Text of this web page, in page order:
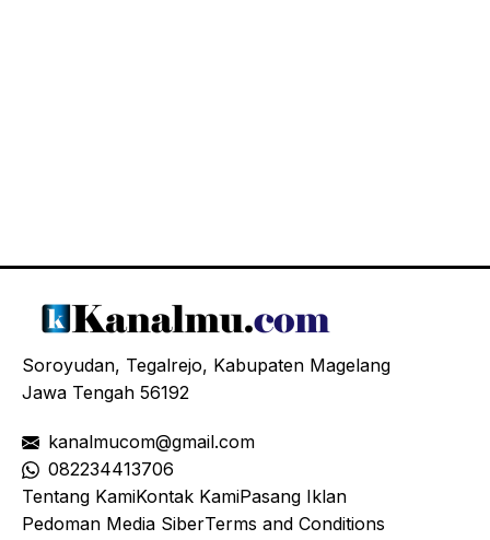
Soroyudan, Tegalrejo, Kabupaten Magelang
Jawa Tengah 56192
kanalmucom@gmail.com
082234413706
Tentang KamiKontak KamiPasang Iklan
Pedoman Media SiberTerms and Conditions